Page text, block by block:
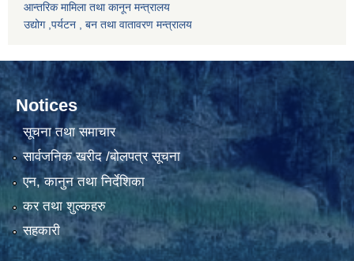
आन्तरिक मामिला तथा कानून मन्त्रालय
उद्योग ,पर्यटन , बन तथा वातावरण मन्त्रालय
Notices
सूचना तथा समाचार
सार्वजनिक खरीद /बोलपत्र सूचना
एन, कानुन तथा निर्देशिका
कर तथा शुल्कहरु
सहकारी